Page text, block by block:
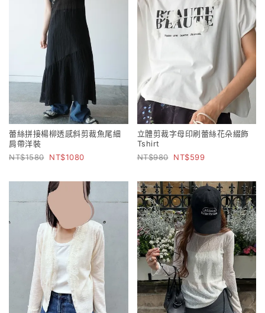
蕾絲拼接楊柳透感斜剪裁魚尾細
肩帶洋裝
1580
1080
立體剪裁字母印刷蕾絲花朵綴飾
Tshirt
980
599